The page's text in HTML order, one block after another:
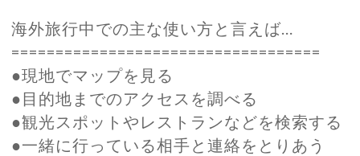
海外旅行中での主な使い方と言えば…
===================================
●現地でマップを見る
●目的地までのアクセスを調べる
●観光スポットやレストランなどを検索する
●一緒に行っている相手と連絡をとりあう